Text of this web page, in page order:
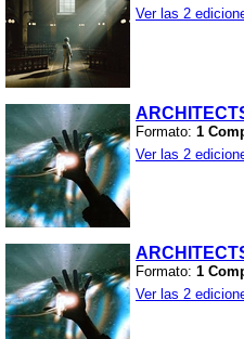
Ver las 2
Formato: 1
Ver las 2
Formato: 1
Ver las 2